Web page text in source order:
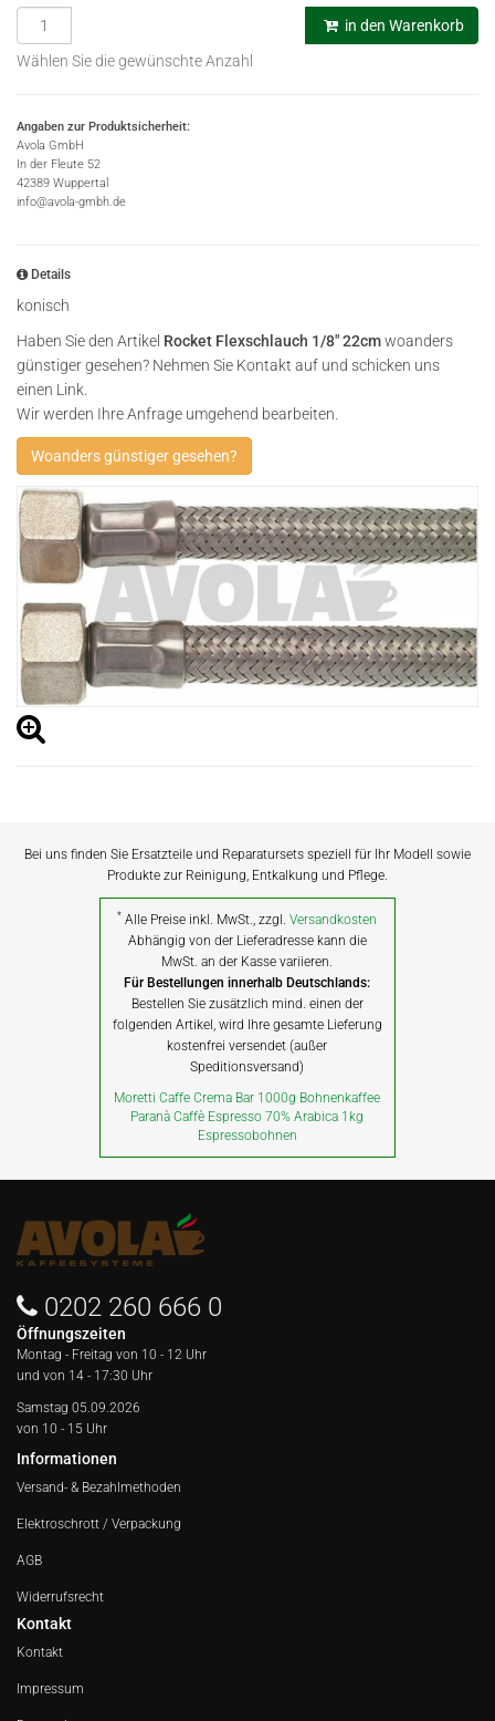
in den Warenkorb
Wählen Sie die gewünschte Anzahl
Angaben zur Produktsicherheit:
Avola GmbH
In der Fleute 52
42389 Wuppertal
info@avola-gmbh.de
Details
konisch
Haben Sie den Artikel Rocket Flexschlauch 1/8" 22cmwoanders
günstiger gesehen? Nehmen Sie Kontakt auf und schicken uns
einen Link.
Wir werden Ihre Anfrage umgehend bearbeiten.
Woanders günstiger gesehen?
Bei uns finden Sie Ersatzteile und Reparatursets speziell für Ihr Modell sowie
Produkte zur Reinigung, Entkalkung und Pflege.
* Alle Preise inkl. MwSt., zzgl.Versandkosten
Abhängig von der Lieferadresse kann die
MwSt. an der Kasse variieren.
Für Bestellungen innerhalb Deutschlands:
Bestellen Sie zusätzlich mind. einen der
folgenden Artikel, wird Ihre gesamte Lieferung
kostenfrei versendet (außer
Speditionsversand)
Moretti Caffe Crema Bar 1000g Bohnenkaffee
Paranà Caffè Espresso 70% Arabica 1kg
Espressobohnen
0202 260 666 0
Öffnungszeiten
Montag - Freitag von 10 - 12 Uhr
und von 14 - 17:30 Uhr
Samstag 05.09.2026
von 10 - 15 Uhr
Informationen
Versand- & Bezahlmethoden
Elektroschrott / Verpackung
AGB
Widerrufsrecht
Kontakt
Kontakt
Impressum